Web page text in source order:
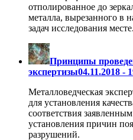
отполированное до
металла, вырезанного в
задач исследования месте.
Принципы
экспертизы04.11.2018 -
Металловедческая
для установления
соответствия
установления причин
разрушений.